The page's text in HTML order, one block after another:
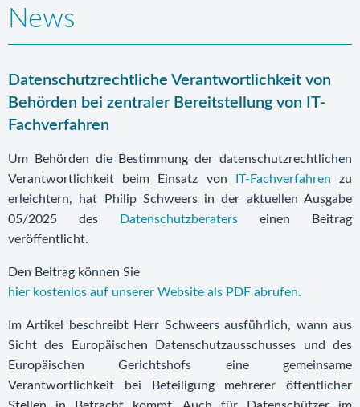
News
Datenschutzrechtliche Verantwortlichkeit von
Behörden bei zentraler Bereitstellung von IT-
Fachverfahren
Um Behörden die Bestimmung der datenschutzrechtlichen
Verantwortlichkeit beim Einsatz von
IT-Fachverfahren zu
erleichtern, hat Philip Schweers in der aktuellen Ausgabe
05/2025 des
Datenschutzberaters einen Beitrag
veröffentlicht.
Den Beitrag können Sie
hier kostenlos auf unserer Website als PDF abrufen.
Im Artikel beschreibt Herr Schweers ausführlich, wann aus
Sicht des Europäischen Datenschutzausschusses und des
Europäischen Gerichtshofs eine gemeinsame
Verantwortlichkeit bei Beteiligung mehrerer öffentlicher